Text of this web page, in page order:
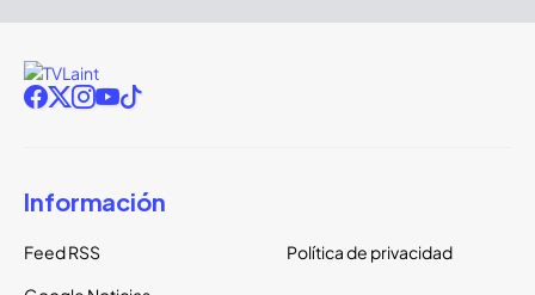
Información
Feed RSS
Política de privacidad